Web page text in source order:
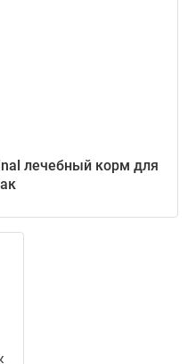
лечебный корм для